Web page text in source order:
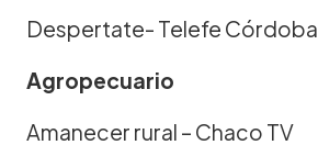
Despertate- Telefe Córdoba
Agropecuario
Amanecer rural – Chaco TV